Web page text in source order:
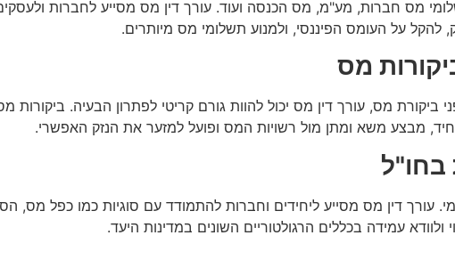
מס חברות, מע"מ, מס הכנסה ועוד. עורך דין מס מסייע לחברות
להקל על העומס הפיננסי, ולמנוע תשלומי מס מיותרים.
מס
מס, עורך דין מס יכול להוות גורם קריטי לפתרון הבעיה. ביקורות
מבצע משא ומתן מול רשויות המס ופועל למזער את הנזק האפשרי.
בחו"ל
עורך דין מס מסייע ליחידים וחברות להתמודד עם סוגיות כמו כפל מס,
ולוודא עמידה בכללים הרגולטוריים השונים במדינות היעד.